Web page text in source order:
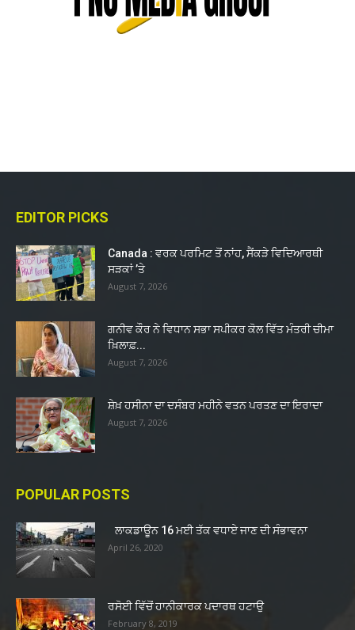
EDITOR PICKS
Canada : ਵਰਕ ਪਰਮਿਟ ਤੋਂ ਨਾਂਹ, ਸੈਂਕੜੇ ਵਿਦਿਆਰਥੀ
ਸੜਕਾਂ ’ਤੇ
August 7, 2026
ਗਨੀਵ ਕੌਰ ਨੇ ਵਿਧਾਨ ਸਭਾ ਸਪੀਕਰ ਕੋਲ ਵਿੱਤ ਮੰਤਰੀ ਚੀਮਾ
ਖ਼ਿਲਾਫ਼...
August 7, 2026
ਸ਼ੇਖ਼ ਹਸੀਨਾ ਦਾ ਦਸੰਬਰ ਮਹੀਨੇ ਵਤਨ ਪਰਤਣ ਦਾ ਇਰਾਦਾ
August 7, 2026
POPULAR POSTS
ਲਾਕਡਾਊਨ 16 ਮਈ ਤੱਕ ਵਧਾਏ ਜਾਣ ਦੀ ਸੰਭਾਵਨਾ
April 26, 2020
ਰਸੋਈ ਵਿੱਚੋਂ ਹਾਨੀਕਾਰਕ ਪਦਾਰਥ ਹਟਾਉ
February 8, 2019